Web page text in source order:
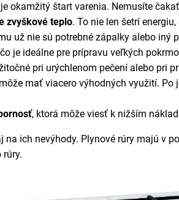
okamžitý štart varenia. Nemusíte
zvyškové teplo. To nie len šetrí
už nie sú potrebné zápalky alebo
je ideálne pre prípravu veľkých
pri urýchlenom pečení alebo pri
mať viacero výhodných využití.
, ktorá môže viesť k nižším
ich nevýhody. Plynové rúry majú v